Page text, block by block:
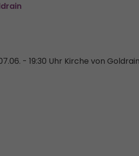
- 19:30 Uhr Kirche von